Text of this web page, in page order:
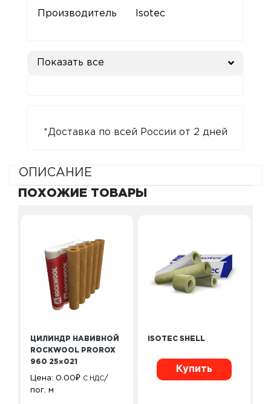
Производитель Isotec
Показать все
*Доставка по всей России от 2 дней
ОПИСАНИЕ
ПОХОЖИЕ ТОВАРЫ
ЦИЛИНДР НАВИВНОЙ
ROCKWOOL PROROX
960 25×021
Цена: 0.00₽ С НДС/
пог. м
ISOTEC SHELL
Купить